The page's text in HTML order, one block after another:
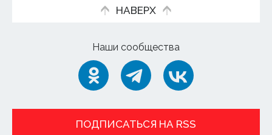
НАВЕРХ
Наши сообщества
ПОДПИСАТЬСЯ НА RSS